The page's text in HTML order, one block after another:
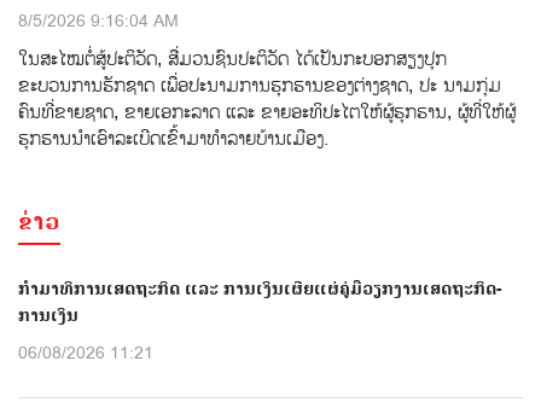
8/5/2026 9:16:04 AM
ໃນສະໄໝຕໍ່ສູ້ປະຕິວັດ, ສື່ມວນຊົນປະຕິວັດ ໄດ້ເປັນກະບອກສຽງປຸກ
ຂະບວນການຮັກຊາດ ເພື່ອປະນາມການຮຸກຮານຂອງຕ່າງຊາດ, ປະ ນາມກຸ່ມ
ຄົນທ່ີຂາຍຊາດ, ຂາຍເອກະລາດ ແລະ ຂາຍອະທິປະໄຕໃຫ້ຜູ້ຮຸກຮານ, ຜູ້ທີ່ໃຫ້ຜູ້
ຮຸກຮານນຳເອົາລະເບີດເຂົ້າມາທຳລາຍບ້ານເມືອງ.
ຂ່າວ
ກຳມາທິການເສດຖະກິດ ແລະ ການເງິນເຜີຍແຜ່ຄູ່ມືວຽກງານເສດຖະກິດ-
ການເງິນ
06/08/2026 11:21